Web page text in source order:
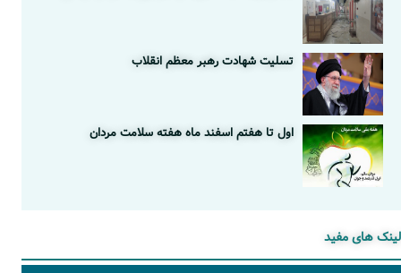
تسلیت شهادت رهبر معظم انقلاب
اول تا هفتم اسفند ماه هفته سلامت مردان
لینک های مفید